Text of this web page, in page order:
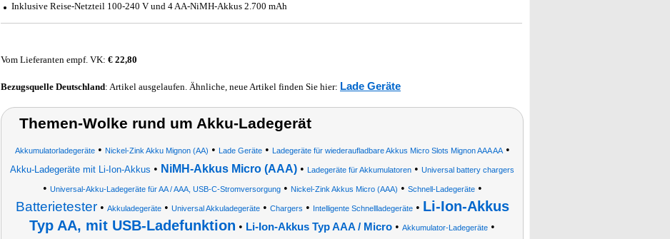
Inklusive Reise-Netzteil 100-240 V und 4 AA-NiMH-Akkus 2.700 mAh
Vom Lieferanten empf. VK: € 22,80
Bezugsquelle Deutschland: Artikel ausgelaufen. Ähnliche, neue Artikel finden Sie hier: Lade Geräte
Themen-Wolke rund um Akku-Ladegerät
Akkumulatorladegeräte• Nickel-Zink Akku Mignon (AA) • Lade Geräte• Ladegeräte für wiederaufladbare Akkus Micro Slots Mignon AAA AA•
Akku-Ladegeräte mit Li-Ion-Akkus • NiMH-Akkus Micro (AAA) • Ladegeräte für Akkumulatoren • Universal battery chargers
• Universal-Akku-Ladegeräte für AA / AAA, USB-C-Stromversorgung• Nickel-Zink Akkus Micro (AAA) • Schnell-Ladegeräte•
Batterietester• Akkuladegeräte• Universal Akkuladegeräte• Chargers • Intelligente Schnellladegeräte• Li-Ion-Akkus
Typ AA, mit USB-Ladefunktion • Li-Ion-Akkus Typ AAA / Micro • Akkumulator-Ladegeräte •